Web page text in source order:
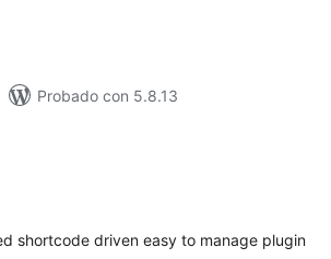
Probado con 5.8.13
shortcode driven easy to manage plugin